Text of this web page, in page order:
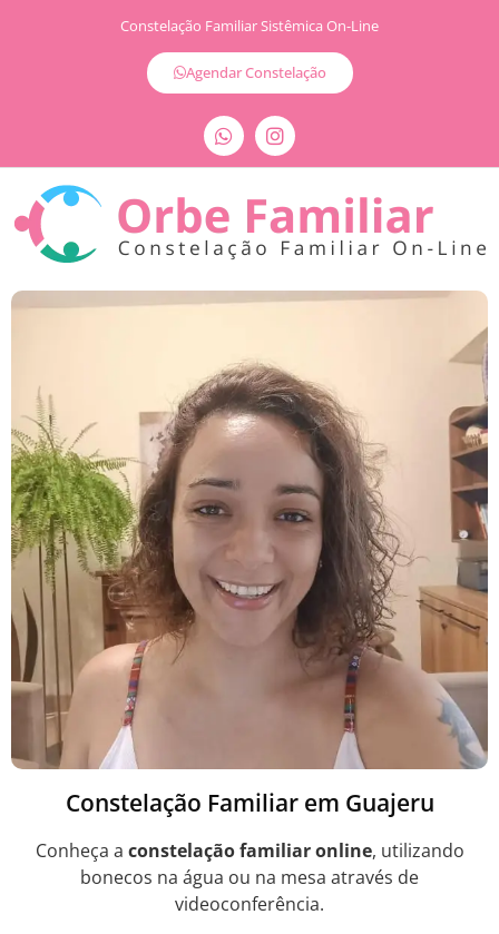
Constelação Familiar Sistêmica On-Line
Agendar Constelação
Constelação Familiar em Guajeru
Conheça a constelação familiar online, utilizando
bonecos na água ou na mesa através de
videoconferência.